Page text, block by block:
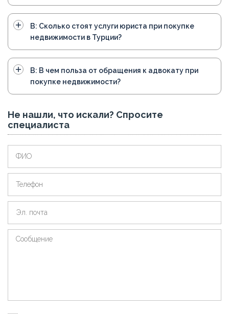
В: Сколько стоят услуги юриста при покупке
недвижимости в Турции?
В: В чем польза от обращения к адвокату при
покупке недвижимости?
Не нашли, что искали? Спросите
специалиста